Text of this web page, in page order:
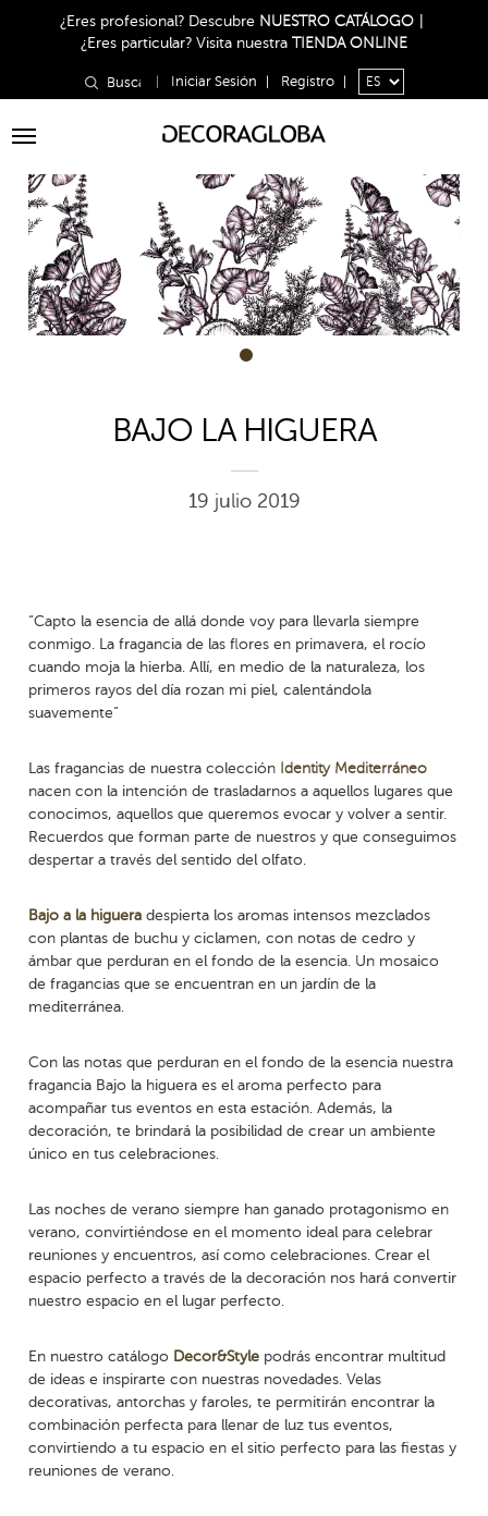
¿Eres profesional? Descubre NUESTRO CATÁLOGO
¿Eres particular? Visita nuestra TIENDA ONLINE
Iniciar Sesión Registro
Toggle
1
BAJO LA HIGUERA
19 julio 2019
“Capto la esencia de allá donde voy para llevarla siempre
conmigo. La fragancia de las flores en primavera, el rocío
cuando moja la hierba. Allí, en medio de la naturaleza, los
primeros rayos del día rozan mi piel, calentándola
suavemente”
Las fragancias de nuestra colección Identity Mediterráneo
nacen con la intención de trasladarnos a aquellos lugares que
conocimos, aquellos que queremos evocar y volver a sentir.
Recuerdos que forman parte de nuestros y que conseguimos
despertar a través del sentido del olfato.
Bajo a la higuera despierta los aromas intensos mezclados
con plantas de buchu y ciclamen, con notas de cedro y
ámbar que perduran en el fondo de la esencia. Un mosaico
de fragancias que se encuentran en un jardín de la
mediterránea.
Con las notas que perduran en el fondo de la esencia nuestra
fragancia Bajo la higuera es el aroma perfecto para
acompañar tus eventos en esta estación. Además, la
decoración, te brindará la posibilidad de crear un ambiente
único en tus celebraciones.
Las noches de verano siempre han ganado protagonismo en
verano, convirtiéndose en el momento ideal para celebrar
reuniones y encuentros, así como celebraciones. Crear el
espacio perfecto a través de la decoración nos hará convertir
nuestro espacio en el lugar perfecto.
En nuestro catálogo Decor&Style podrás encontrar multitud
de ideas e inspirarte con nuestras novedades. Velas
decorativas, antorchas y faroles, te permitirán encontrar la
combinación perfecta para llenar de luz tus eventos,
convirtiendo a tu espacio en el sitio perfecto para las fiestas y
reuniones de verano.